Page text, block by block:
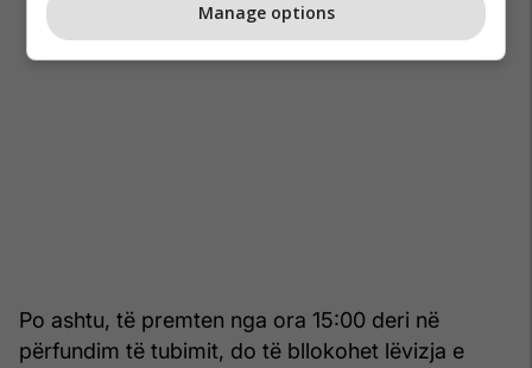
Po ashtu, të premten nga ora 15:00 deri në
përfundim të tubimit, do të bllokohet lëvizja e
Manage options